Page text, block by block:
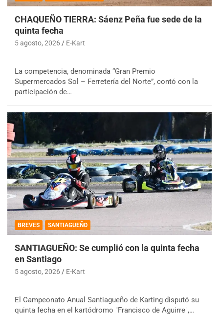
CHAQUEÑO TIERRA: Sáenz Peña fue sede de la
quinta fecha
5 agosto, 2026 E-Kart
La competencia, denominada “Gran Premio
Supermercados Sol – Ferretería del Norte”, contó con la
participación de…
BREVES SANTIAGUEÑO
SANTIAGUEÑO: Se cumplió con la quinta fecha
en Santiago
5 agosto, 2026 E-Kart
El Campeonato Anual Santiagueño de Karting disputó su
quinta fecha en el kartódromo "Francisco de Aguirre",…